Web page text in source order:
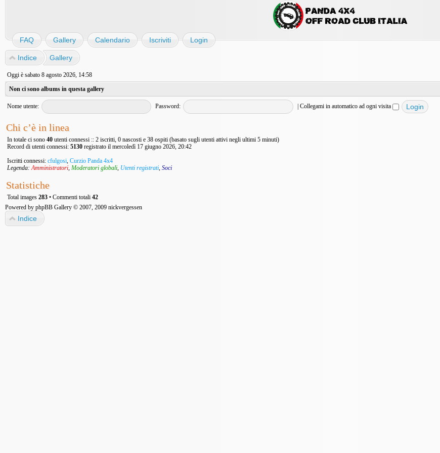
FAQ Gallery Calendario Iscriviti Login
Indice Gallery
Oggi è sabato 8 agosto 2026, 14:58
Non ci sono albums in questa gallery
Nome utente: Password: | Collegami in automatico ad ogni visita
Chi c’è in linea
In totale ci sono 40 utenti connessi :: 2 iscritti, 0 nascosti e 38 ospiti (basato sugli utenti attivi negli ultimi 5 minuti)
Record di utenti connessi: 5130 registrato il mercoledì 17 giugno 2026, 20:42
Iscritti connessi: cfulgosi, Curzio Panda 4x4
Legenda:Amministratori, Moderatori globali, Utenti registrati, Soci
Statistiche
Total images 283 • Commenti totali 42
Powered by phpBB Gallery © 2007, 2009 nickvergessen
Indice